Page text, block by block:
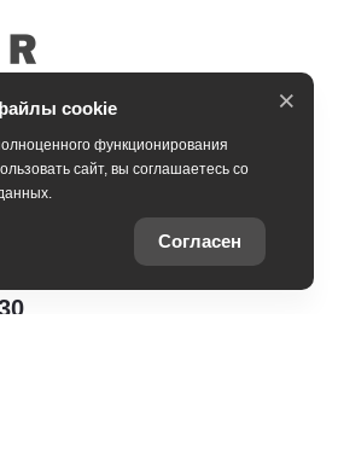
+7 (495) 153-54-65
cookie
функционирования
сайт, вы соглашаетесь со
Согласен
×